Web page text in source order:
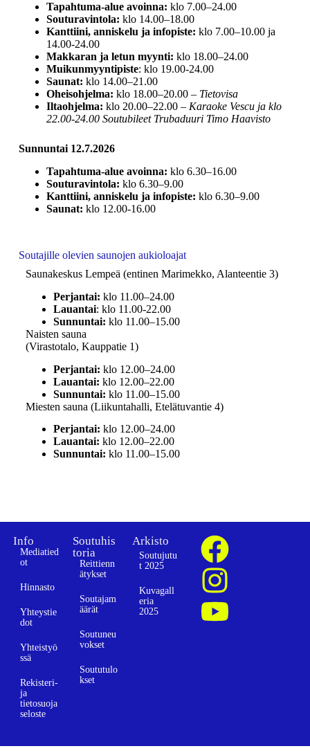
Tapahtuma-alue avoinna: klo 7.00–24.00
Souturavintola: klo 14.00–18.00
Kanttiini, anniskelu ja infopiste: klo 7.00–10.00 ja
14.00-24.00
Makkaran ja letun myynti: klo 18.00–24.00
Muikunmyyntipiste: klo 19.00-24.00
Saunat: klo 14.00–21.00
Oheisohjelma: klo 18.00–20.00 – Tietovisa
Iltaohjelma: klo 20.00–22.00 – Karaoke Vescu ja klo
22.00-24.00 Soutubileet Trubaduuri Timo Haavisto
Sunnuntai 12.7.2026
Tapahtuma-alue avoinna: klo 6.30–16.00
Souturavintola: klo 6.30–9.00
Kanttiini, anniskelu ja infopiste: klo 6.30–9.00
Saunat: klo 12.00-16.00
Soutajille olevien saunojen aukioloajat
Saunakeskus Lempeä (entinen Marimekko, Alanteentie 3)
Perjantai: klo 11.00–24.00
Lauantai: klo 11.00-22.00
Sunnuntai: klo 11.00–15.00
Naisten sauna
(Virastotalo, Kauppatie 1)
Perjantai: klo 12.00–24.00
Lauantai: klo 12.00–22.00
Sunnuntai: klo 11.00–15.00
Miesten sauna (Liikuntahalli, Etelätuvantie 4)
Perjantai: klo 12.00–24.00
Lauantai: klo 12.00–22.00
Sunnuntai: klo 11.00–15.00
Info
Mediatied
ot
Hinnasto
Yhteystie
dot
Yhteistyö
ssä
Rekisteri-
ja
tietosuoja
seloste
Soutuhis
toria
Reittienn
ätykset
Soutajam
äärät
Soutuneu
vokset
Soututulo
kset
Arkisto
Soutujutu
t 2025
Kuvagall
eria
2025